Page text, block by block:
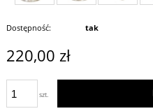
Dostępność: tak
220,00 zł
szt.